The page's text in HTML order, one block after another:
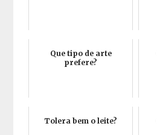
Que tipo de arte
prefere?
Tolera bem o leite?